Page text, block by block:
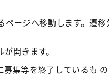
ージへ移動します。遷
開きます。
集等を終了しているも